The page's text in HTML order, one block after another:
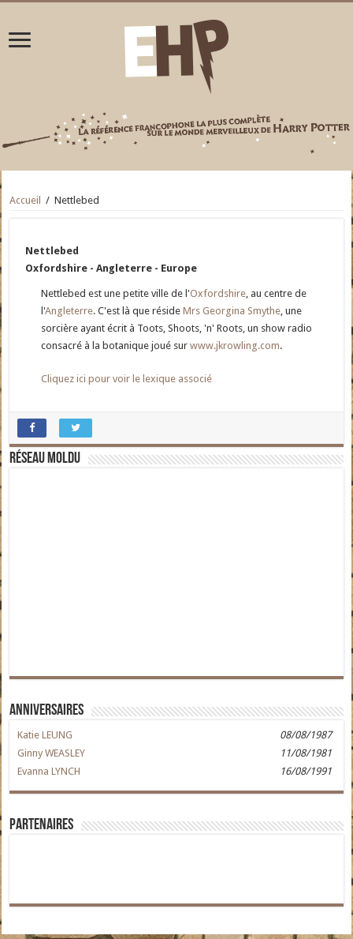
Accueil / Nettlebed
Nettlebed
Oxfordshire - Angleterre - Europe
Nettlebed est une petite ville de l'Oxfordshire, au centre de
l'Angleterre. C'est là que résideMrs Georgina Smythe, une
sorcière ayant écrit à Toots, Shoots, 'n' Roots, un show radio
consacré à la botanique joué surwww.jkrowling.com.
Cliquez ici pour voir le lexique associé
Réseau moldu
Anniversaires
Katie LEUNG
08/08/1987
Ginny WEASLEY
11/08/1981
Evanna LYNCH
16/08/1991
Partenaires